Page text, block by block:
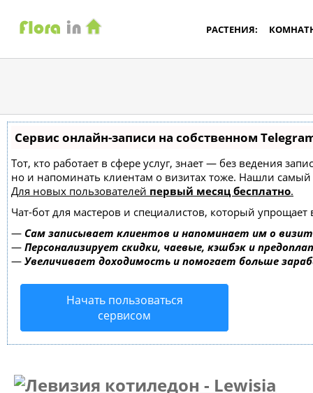
РАСТЕНИЯ:
Сервис онлайн-записи на собственном
Тот, кто работает в сфере услуг, знает — без ведения
но и напоминать клиентам о визитах тоже. Нашли
Для новых пользователей первый месяц бесплатно.
Чат-бот для мастеров и специалистов, который упрощает
— Сам записывает клиентов и напоминает им о
— Персонализирует скидки, чаевые, кэшбэк и
— Увеличивает доходимость и помогает больше
Начать пользоваться
сервисом